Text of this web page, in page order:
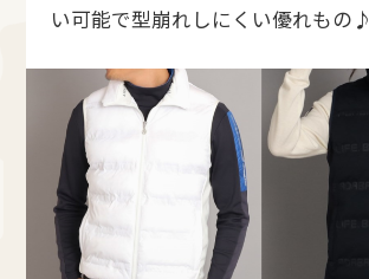
い可能で型崩れしにくい優れもの♪